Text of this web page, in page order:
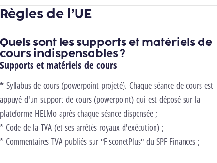
Règles de l’UE
Quels sont les supports et matériels de
cours indispensables ?
Supports et matériels de cours
* Syllabus de cours (powerpoint projeté). Chaque séance de cours est
appuyé d'un support de cours (powerpoint) qui est déposé sur la
plateforme HELMo après chaque séance dispensée ;
* Code de la TVA (et ses arrêtés royaux d'exécution) ;
* Commentaires TVA publiés sur "FisconetPlus" du SPF Finances ;